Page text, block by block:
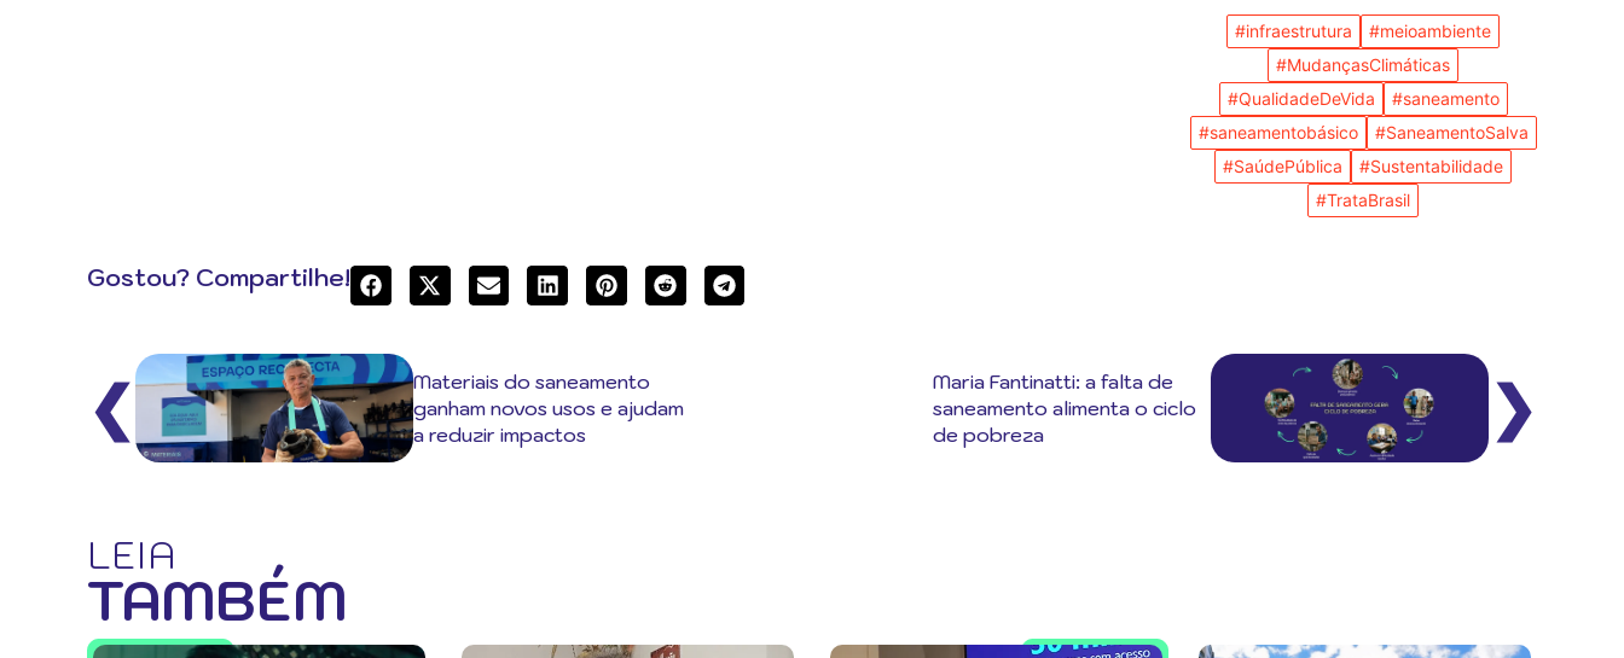
#infraestrutura
#meioambiente
#MudançasClimáticas
#QualidadeDeVida
#saneamento
#saneamentobásico
#SaneamentoSalva
#SaúdePública
#Sustentabilidade
#TrataBrasil
Gostou? Compartilhe!
❮
Materiais do saneamento
ganham novos usos e ajudam
a reduzir impactos
Maria Fantinatti: a falta de
saneamento alimenta o ciclo
de pobreza
❯
LEIA
TAMBÉM